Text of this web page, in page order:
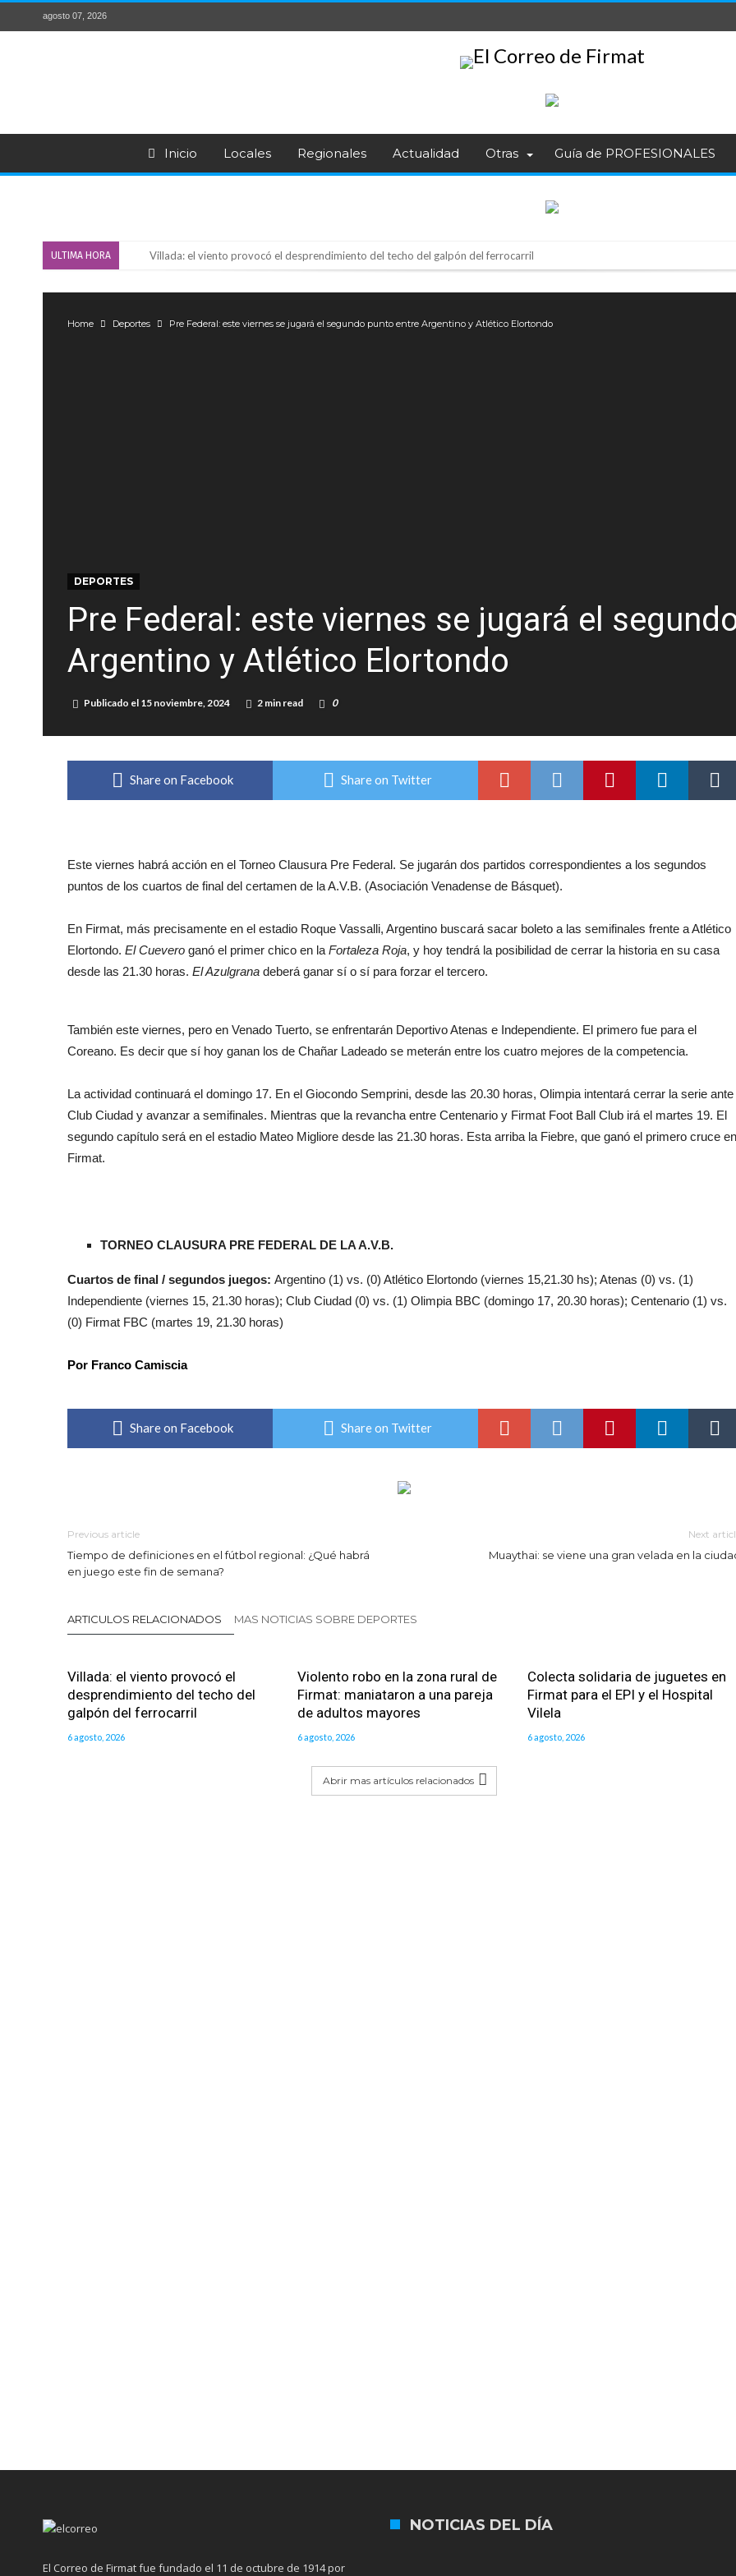
agosto 07, 2026
Inicio Locales Regionales Actualidad Otras Guía de PROFESIONALES
ULTIMA HORA Villada: el viento provocó el desprendimiento del techo del galpón del ferrocarril
Home Deportes Pre Federal: este viernes se jugará el segundo punto entre Argentino y Atlético Elortondo
DEPORTES
Pre Federal: este viernes se jugará el
Argentino y Atlético Elortondo
Publicado el 15 noviembre, 2024 2 min read 0
Share on Facebook Share on Twitter
Este viernes habrá acción en el Torneo Clausura Pre Federal. Se jugarán dos partidos correspondientes a los segundos
puntos de los cuartos de final del certamen de la A.V.B. (Asociación Venadense de Básquet).
En Firmat, más precisamente en el estadio Roque Vassalli, Argentino buscará sacar boleto a las semifinales frente a Atlético
Elortondo. El Cuevero ganó el primer chico en la Fortaleza Roja, y hoy tendrá la posibilidad de cerrar la historia en su casa
desde las 21.30 horas. El Azulgrana deberá ganar sí o sí para forzar el tercero.
También este viernes, pero en Venado Tuerto, se enfrentarán Deportivo Atenas e Independiente. El primero fue para el
Coreano. Es decir que sí hoy ganan los de Chañar Ladeado se meterán entre los cuatro mejores de la competencia.
La actividad continuará el domingo 17. En el Giocondo Semprini, desde las 20.30 horas, Olimpia intentará cerrar la serie ante
Club Ciudad y avanzar a semifinales. Mientras que la revancha entre Centenario y Firmat Foot Ball Club irá el martes 19. El
segundo capítulo será en el estadio Mateo Migliore desde las 21.30 horas. Esta arriba la Fiebre, que ganó el primero cruce en
Firmat.
TORNEO CLAUSURA PRE FEDERAL DE LA A.V.B.
Cuartos de final / segundos juegos: Argentino (1) vs. (0) Atlético Elortondo (viernes 15,21.30 hs); Atenas (0) vs. (1)
Independiente (viernes 15, 21.30 horas); Club Ciudad (0) vs. (1) Olimpia BBC (domingo 17, 20.30 horas); Centenario (1) vs.
(0) Firmat FBC (martes 19, 21.30 horas)
Por Franco Camiscia
Share on Facebook Share on Twitter
Previous article
Tiempo de definiciones en el fútbol regional: ¿Qué habrá
en juego este fin de semana?
Next
Muaythai: se viene una gran velada en la
ARTICULOS RELACIONADOS MAS NOTICIAS SOBRE DEPORTES
Villada: el viento provocó el
desprendimiento del techo del
galpón del ferrocarril
6 agosto, 2026
Violento robo en la zona rural de
Firmat: maniataron a una pareja
de adultos mayores
6 agosto, 2026
Colecta solidaria de juguetes en
Firmat para el EPI y el Hospital
Vilela
6 agosto, 2026
Abrir mas artículos relacionados
El Correo de Firmat fue fundado el 11 de octubre de 1914 por
NOTICIAS DEL DÍA